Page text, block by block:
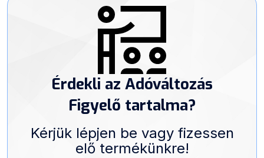
Érdekli az Adóváltozás
Figyelő tartalma?
Kérjük lépjen be vagy fizessen
elő termékünkre!